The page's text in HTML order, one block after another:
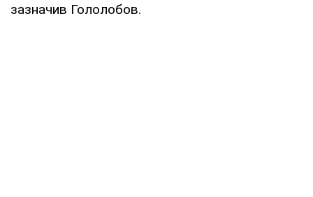
зазначив Гололобов.